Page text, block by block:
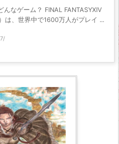
んなゲーム？ FINAL FANTASYXIV
は、世界中で1600万人がプレイ ...